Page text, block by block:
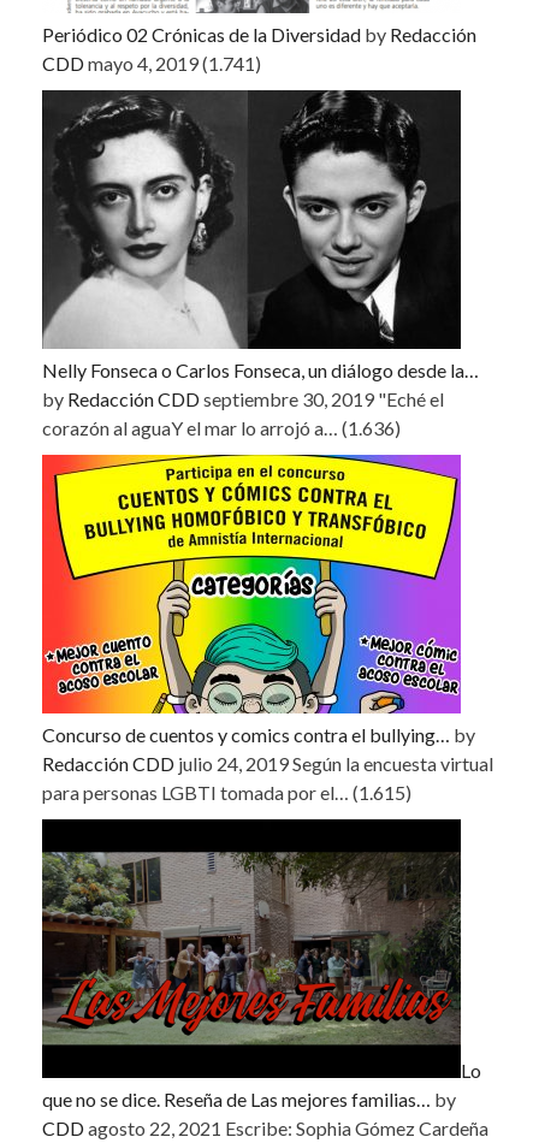
Periódico 02 Crónicas de la Diversidad by Redacción
CDDmayo 4, 2019(1.741)
Nelly Fonseca o Carlos Fonseca, un diálogo desde la…
by Redacción CDDseptiembre 30, 2019 "Eché el
corazón al aguaY el mar lo arrojó a…
(1.636)
Concurso de cuentos y comics contra el bullying…
by
Redacción CDD julio 24, 2019Según la encuesta virtual
para personas LGBTI tomada por el…
(1.615)
Lo
que no se dice. Reseña de Las mejores familias…
by
CDDagosto 22, 2021 Escribe: Sophia Gómez Cardeña